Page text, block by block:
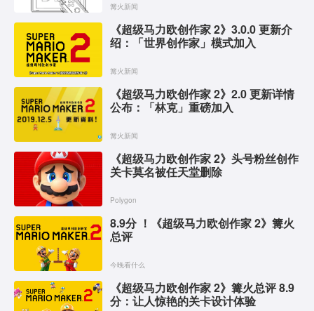
篝火新闻
《超级马力欧创作家 2》3.0.0 更新介
绍：「世界创作家」模式加入
篝火新闻
《超级马力欧创作家 2》2.0 更新详情
公布：「林克」重磅加入
篝火新闻
《超级马力欧创作家 2》头号粉丝创作
关卡莫名被任天堂删除
Polygon
8.9分 ！《超级马力欧创作家 2》篝火
总评
今晚看什么
《超级马力欧创作家 2》篝火总评 8.9
分：让人惊艳的关卡设计体验